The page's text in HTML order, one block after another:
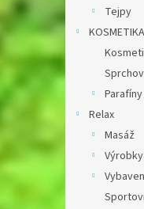
Tejpy
KOSMETIKA
Parafíny
Relax
Masáž